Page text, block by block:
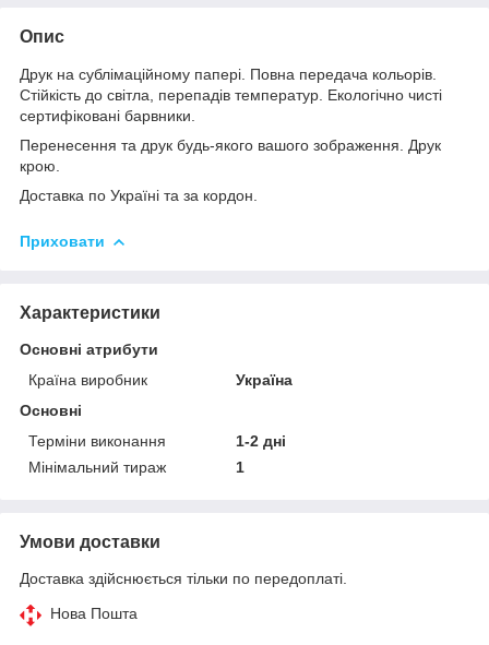
Опис
Друк на сублімаційному папері. Повна передача кольорів.
Стійкість до світла, перепадів температур. Екологічно чисті
сертифіковані барвники.
Перенесення та друк будь-якого вашого зображення. Друк
крою.
Доставка по Україні та за кордон.
Приховати
Характеристики
Основні атрибути
Країна виробник
Україна
Основні
Терміни виконання
1-2 дні
Мінімальний тираж
1
Умови доставки
Доставка здійснюється тільки по передоплаті.
Нова Пошта